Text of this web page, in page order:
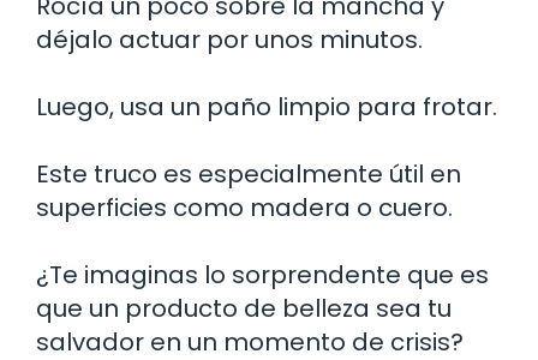
déjalo actuar por unos minutos.
Luego, usa un paño limpio para frotar.
Este truco es especialmente útil en
superficies como madera o cuero.
¿Te imaginas lo sorprendente que es
que un producto de belleza sea tu
salvador en un momento de crisis?